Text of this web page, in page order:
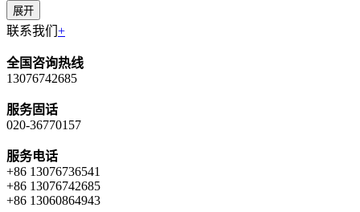
展开
联系我们 +
全国咨询热线
13076742685
服务固话
020-36770157
服务电话
+86 13076736541
+86 13076742685
+86 13060864943